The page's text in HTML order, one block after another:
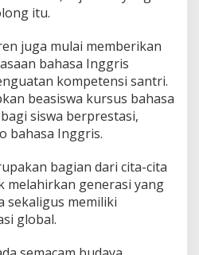
itu.
juga mulai memberikan
bahasa Inggris
kompetensi santri.
beasiswa kursus bahasa
siswa berprestasi,
bahasa Inggris.
bagian dari cita-cita
melahirkan generasi yang
sekaligus memiliki
global.